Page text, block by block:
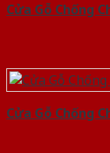
Cửa Gỗ Chống
Cửa Gỗ Chống